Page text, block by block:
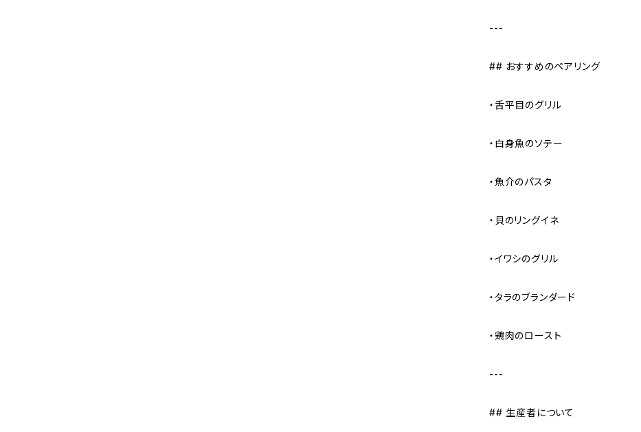
---
## おすすめのペアリング
・舌平目のグリル
・白身魚のソテー
・魚介のパスタ
・貝のリングイネ
・イワシのグリル
・タラのブランダード
・鶏肉のロースト
---
## 生産者について